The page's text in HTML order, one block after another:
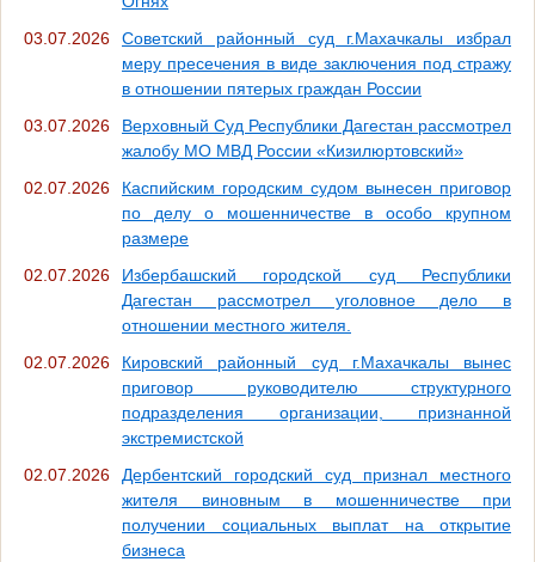
03.07.2026
Советский районный суд г.Махачкалы избрал
меру пресечения в виде заключения под стражу
в отношении пятерых граждан России
03.07.2026
Верховный Суд Республики Дагестан рассмотрел
жалобу МО МВД России «Кизилюртовский»
02.07.2026
Каспийским городским судом вынесен приговор
по делу о мошенничестве в особо крупном
размере
02.07.2026
Избербашский городской суд Республики
Дагестан рассмотрел уголовное дело в
отношении местного жителя.
02.07.2026
Кировский районный суд г.Махачкалы вынес
приговор руководителю структурного
подразделения организации, признанной
экстремистской
02.07.2026
Дербентский городский суд признал местного
жителя виновным в мошенничестве при
получении социальных выплат на открытие
бизнеса